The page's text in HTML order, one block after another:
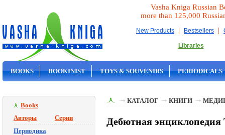
Vasha Kniga Russian
more than 125,000
New Products | Bestsellers |
Libraries
BOOKS BOOKINIST TOYS & SOUVENIRS PERIODICALS
Books
Авторы
Серии
Периодика
КАТАЛОГ КНИГИ
Дебютная